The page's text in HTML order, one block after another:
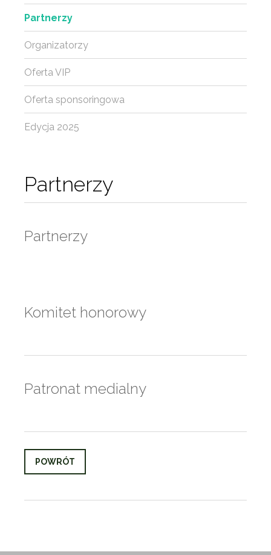
Partnerzy
Partnerzy
Komitet honorowy
Patronat medialny
POWRÓT
Partnerzy
Organizatorzy
Oferta VIP
Oferta sponsoringowa
Edycja 2025